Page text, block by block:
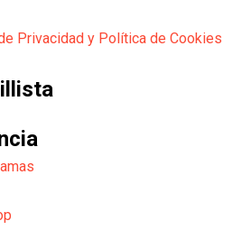
Privacidad y Política de Cookies